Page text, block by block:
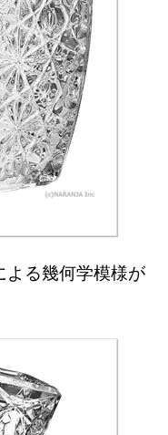
よる幾何学模様が